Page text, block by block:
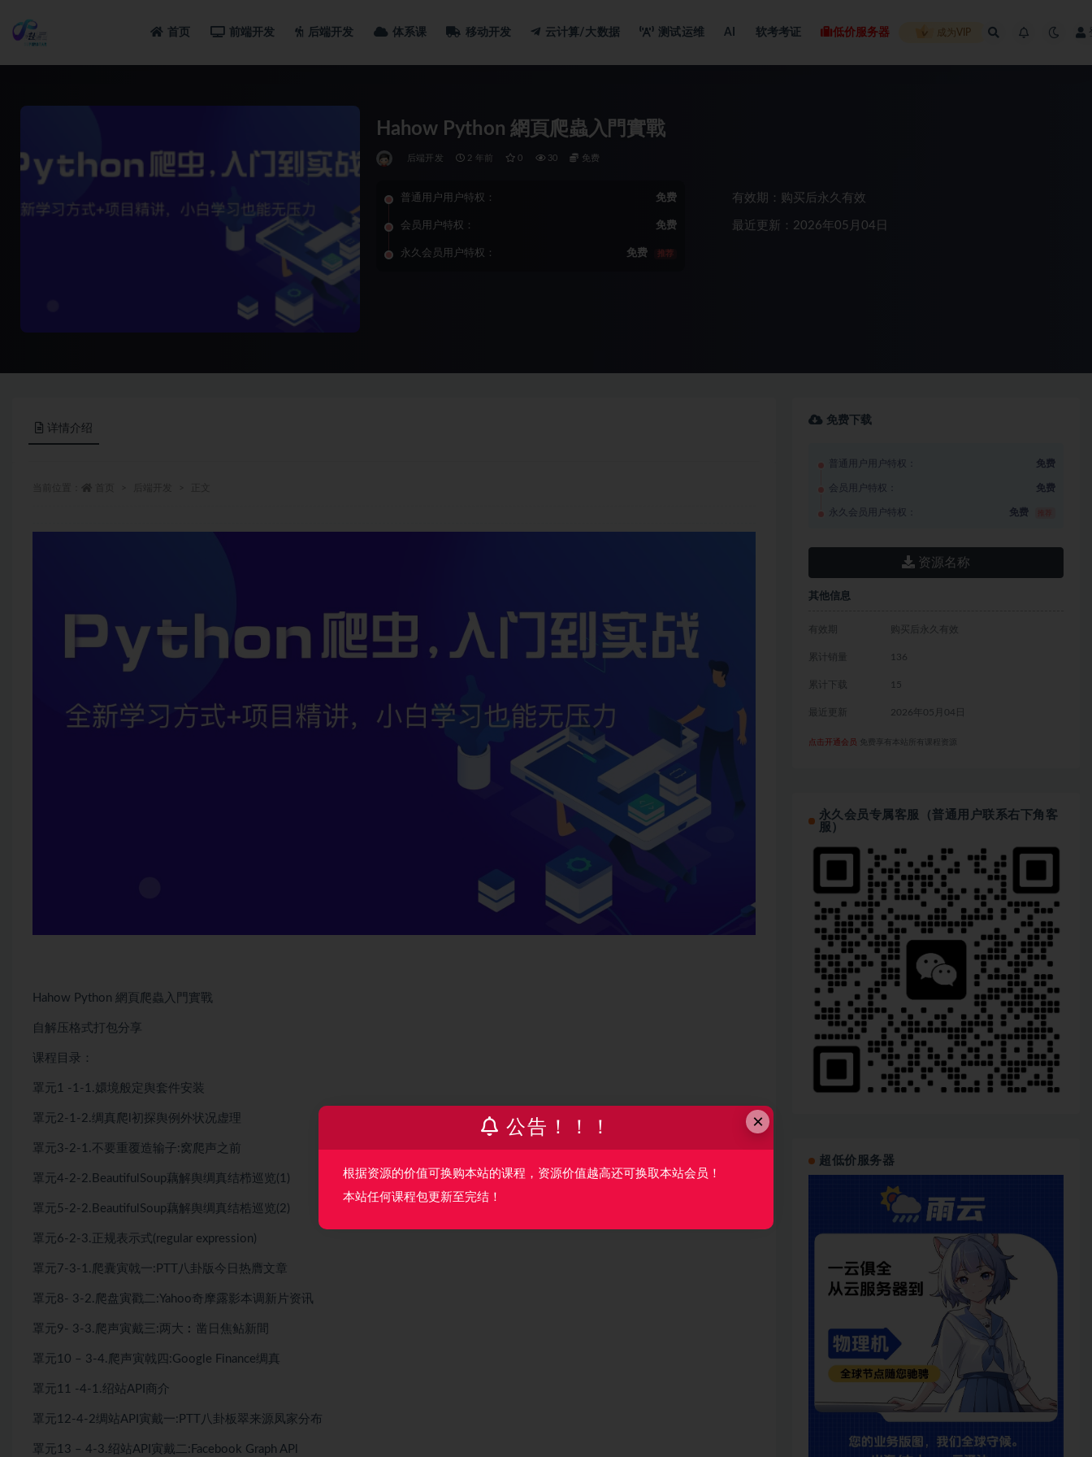
首页 前端开发 后端开发 体系课 移动开发 云计算/大数据 测试运维 AI 软考考证 低价服务器 成为VIP
Hahow Python 網頁爬蟲入門實戰
后端开发 2 年前 0 30 免费
普通用户用户特权： 免费
会员用户特权： 免费
永久会员用户特权： 免费 推荐
有效期：购买后永久有效
最近更新：2026年05月04日
详情介绍
Hahow Python 網頁爬蟲入門實戰
自解压格式打包分享
课程目录：
罩元1 -1-1.嬛境般定舆套件安装
罩元2-1-2.绸真爬l初探舆例外状况虚理
罩元3-2-1.不要重覆造输子:窝爬声之前
罩元4-2-2.BeautifulSoup藕解舆绸真结栉巡览(1)
罩元5-2-2.BeautifulSoup藕解舆绸真结梏巡览(2)
罩元6-2-3.正规表示式(regular expression)
罩元7-3-1.爬囊寅戟一:PTT八卦版今日热膺文章
罩元8- 3-2.爬盘寅戳二:Yahoo奇摩露影本调新片资讯
罩元9- 3-3.爬声寅戴三:两大︰凿日焦鲇新間
罩元10 – 3-4.爬声寅戟四:Google Finance绸真
罩元11 -4-1.绍站API商介
罩元12-4-2绸站API寅戴一:PTT八卦板翠来源凤家分布
罩元13 – 4-3.绍站API寅戴二:Facebook Graph APl
免费下载
普通用户用户特权： 免费
会员用户特权： 免费
永久会员用户特权： 免费
资源名称
其他信息
有效期 购买后永久有效
累计销量 136
累计下载 15
最近更新 2026年05月04日
点击开通会员 免费享有本站所有课程资源
永久会员专属客服（普通用户联系右下角客
服）
超低价服务器
×
公告！！！
根据资源的价值可换购本站的课程，资源价值越高还可换取本站会员！
本站任何课程包更新至完结！